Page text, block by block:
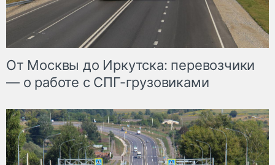
От Москвы до Иркутска: перевозчики
— о работе с СПГ-грузовиками